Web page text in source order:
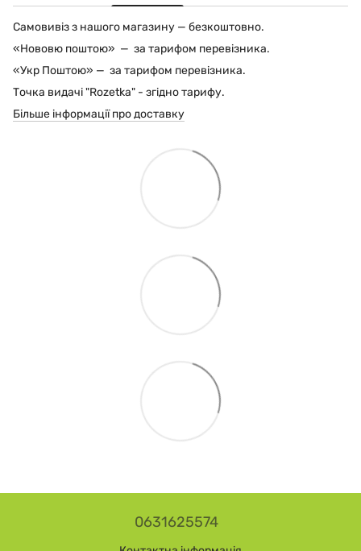
Самовивіз з нашого магазину — безкоштовно.
«Нововю поштою» — за тарифом перевізника.
«Укр Поштою» — за тарифом перевізника.
Точка видачі "Rozetka" - згідно тарифу.
Більше інформації про доставку
0631625574